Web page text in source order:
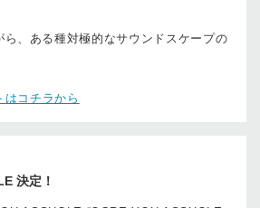
ら、ある種対極的なサウンドスケープの
コチラから
決定！